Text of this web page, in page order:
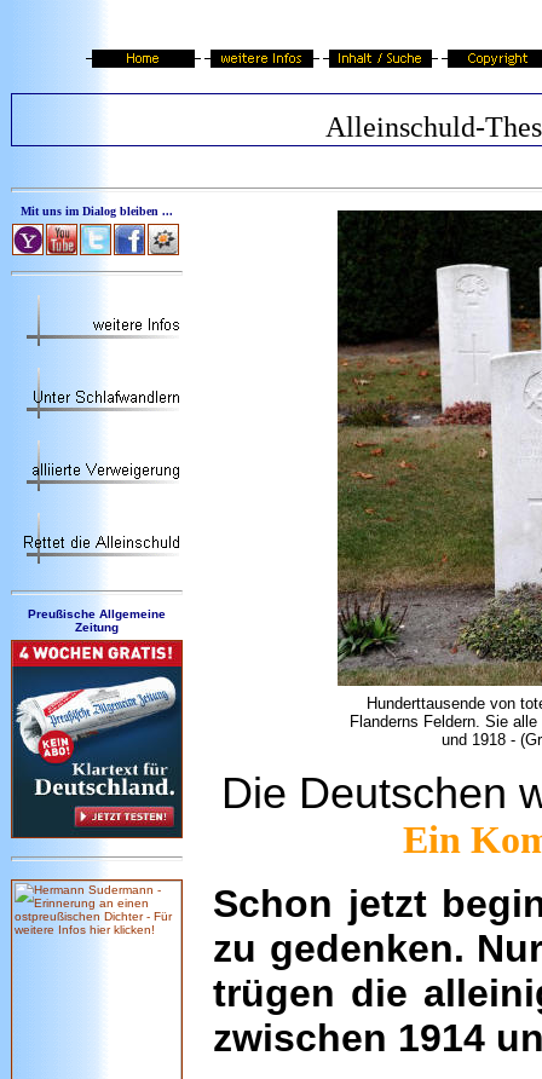
Alleinschuld-
Mit uns im Dialog bleiben ...
Preußische Allgemeine
Zeitung
Hunderttausende von
Flanderns Feldern. Sie
und 1918 -
Die Deutschen
Ein
Schon jetzt
zu gedenken.
trügen die
zwischen 1914